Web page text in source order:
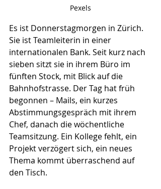
Pexels
Es ist Donnerstagmorgen in Zürich.
Sie ist Teamleiterin in einer
internationalen Bank. Seit kurz nach
sieben sitzt sie in ihrem Büro im
fünften Stock, mit Blick auf die
Bahnhofstrasse. Der Tag hat früh
begonnen – Mails, ein kurzes
Abstimmungsgespräch mit ihrem
Chef, danach die wöchentliche
Teamsitzung. Ein Kollege fehlt, ein
Projekt verzögert sich, ein neues
Thema kommt überraschend auf
den Tisch.